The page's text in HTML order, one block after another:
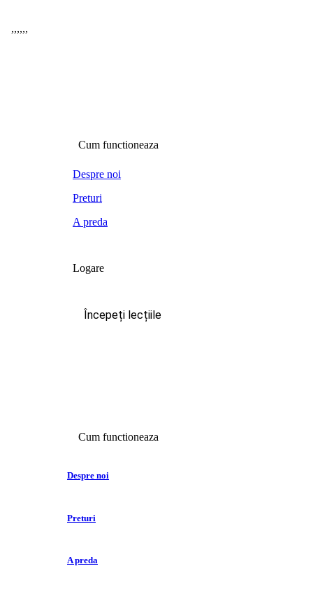
,,,,,,
Cum functioneaza
Despre noi
Preturi
A preda
Logare
Începeți lecțiile
Cum functioneaza
Despre noi
Preturi
A preda